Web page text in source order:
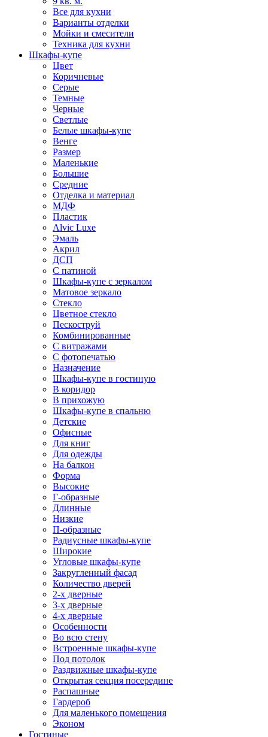
Все для кухни
Варианты отделки
Мойки и смесители
Техника для кухни
Шкафы-купе
Цвет
Коричневые
Серые
Темные
Черные
Светлые
Белые шкафы-купе
Венге
Размер
Маленькие
Большие
Средние
Отделка и материал
МДФ
Пластик
Alvic Luxe
Эмаль
Акрил
ДСП
С патиной
Шкафы-купе с зеркалом
Матовое зеркало
Стекло
Цветное стекло
Пескоструй
Комбинированные
С витражами
С фотопечатью
Назначение
Шкафы-купе в гостиную
В коридор
В прихожую
Шкафы-купе в спальню
Детские
Офисные
Для книг
Для одежды
На балкон
Форма
Высокие
Г-образные
Длинные
Низкие
П-образные
Радиусные шкафы-купе
Широкие
Угловые шкафы-купе
Закругленный фасад
Количество дверей
2-х дверные
3-х дверные
4-х дверные
Особенности
Во всю стену
Встроенные шкафы-купе
Под потолок
Раздвижные шкафы-купе
Открытая секция посередине
Распашные
Гардероб
Для маленького помещения
Эконом
Гостиные